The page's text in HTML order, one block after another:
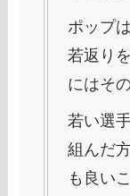
ポップ
若返り
にはそ
若い選
組んだ
も良い